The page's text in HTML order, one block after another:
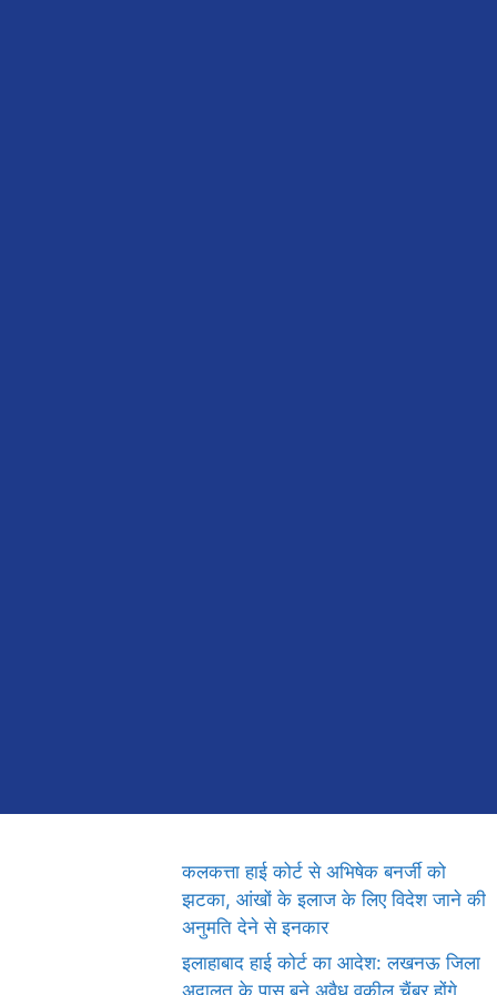
कलकत्ता हाई कोर्ट से अभिषेक बनर्जी को
झटका, आंखों के इलाज के लिए विदेश जाने की
अनुमति देने से इनकार
इलाहाबाद हाई कोर्ट का आदेश: लखनऊ जिला